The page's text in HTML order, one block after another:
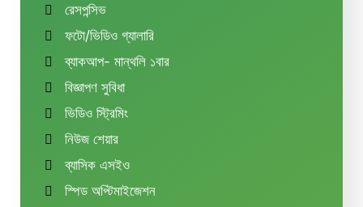
রেসপন্সিভ
ফটো/ভিডিও গ্যালারি
ব্যাকআপ- মান্থলি ১বার
বিজ্ঞাপণ সুবিধা
ভিডিও স্ট্রিমিং
নিউজ শেয়ার
ব্যাসিক এসইও
স্পিড অপ্টিমাইজেশন